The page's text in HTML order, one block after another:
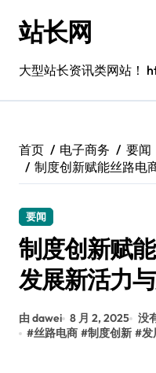
站长网
大型站长资讯类网站！
首页 电子商务 要闻
制度创新赋能丝路电
要闻
制度创新赋
发展新活力
由 dawei 8 月 2, 2025 没
#丝路电商 #制度创新 #发